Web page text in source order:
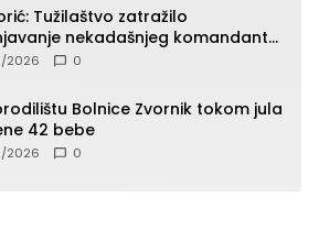
Tužilaštvo zatražilo
nekadašnjeg komandanta
brigade
2026 0
Bolnice Zvornik tokom jula
42 bebe
2026 0